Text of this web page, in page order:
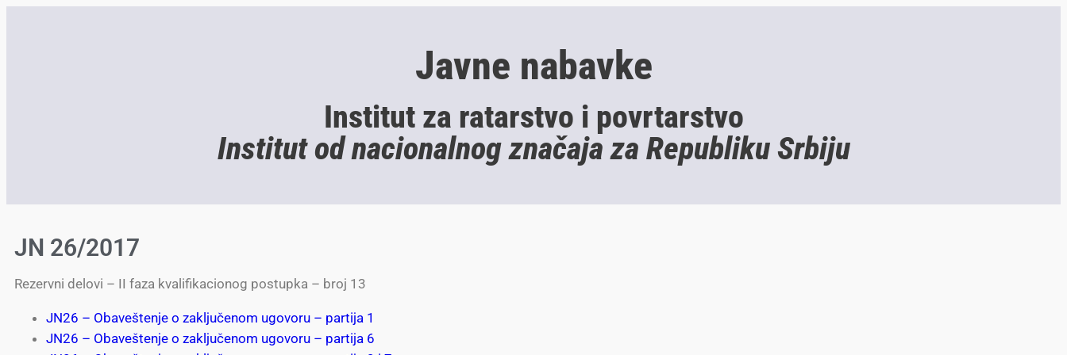
Javne nabavke
Institut za ratarstvo i povrtarstvo
Institut od nacionalnog značaja za Republiku Srbiju
JN 26/2017
Rezervni delovi – II faza kvalifikacionog postupka – broj 13
JN26 – Obaveštenje o zaključenom ugovoru – partija 1
JN26 – Obaveštenje o zaključenom ugovoru – partija 6